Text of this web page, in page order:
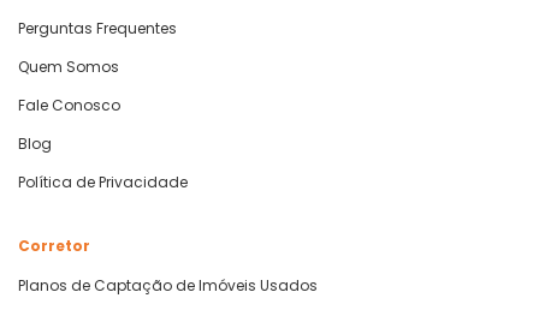
Perguntas Frequentes
Quem Somos
Fale Conosco
Blog
Política de Privacidade
Corretor
Planos de Captação de Imóveis Usados